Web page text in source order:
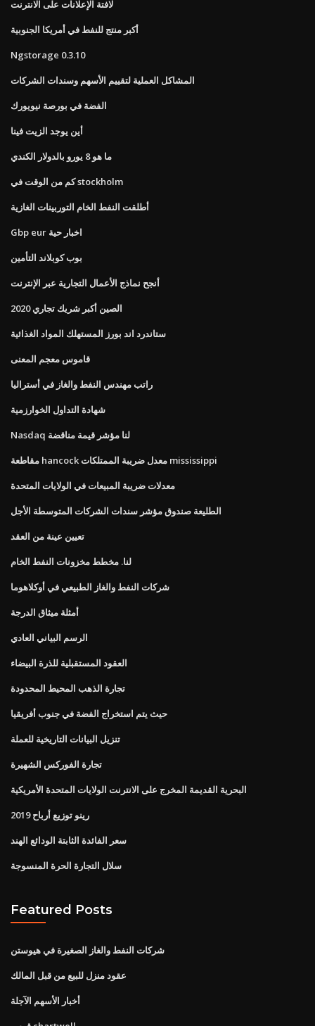
لافتة الإعلانات على الانترنت
أكبر منتج للنفط في أمريكا الجنوبية
Ngstorage 0.3.10
المشاكل العملية لتقييم الأسهم وسندات الشركات
الفضة في بورصة نيويورك
أين يوجد الزيت فينا
ما هو 8 يورو بالدولار الكندي
كم من الوقت في stockholm
أطلقت النفط الخام التوربينات الغازية
Gbp eur اخبار حية
بوب كوبلاند التأمين
أنجح نماذج الأعمال التجارية عبر الإنترنت
الصين أكبر شريك تجاري 2020
ستاندرد اند بورز المستهلك المواد الغذائية
قاموس معجم المعنى
راتب مهندس النفط والغاز في أستراليا
شهادة التداول الخوارزمية
Nasdaq لنا مؤشر قيمة مناقضة
مقاطعة hancock معدل ضريبة الممتلكات mississippi
معدلات ضريبة المبيعات في الولايات المتحدة
الطليعة صندوق مؤشر سندات الشركات المتوسطة الأجل
تعيين عينة من العقد
لنا. مخطط مخزونات النفط الخام
شركات النفط والغاز الطبيعي في أوكلاهوما
أمثلة ميثاق الدرجة
الرسم البياني العادي
العقود المستقبلية للذرة البيضاء
تجارة الذهب المحيط المحدودة
حيث يتم استخراج الفضة في جنوب أفريقيا
تنزيل البيانات التاريخية للعملة
تجارة الفوركس الشهيرة
البحرية القديمة المخرج على الانترنت الولايات المتحدة الأمريكية
رينو توزيع أرباح 2019
سعر الفائدة الثابتة الودائع الهند
سلال التجارة الحرة المنسوجة
Featured Posts
شركات النفط والغاز الصغيرة في هيوستن
عقود منزل للبيع من قبل المالك
أخبار الأسهم الآجلة